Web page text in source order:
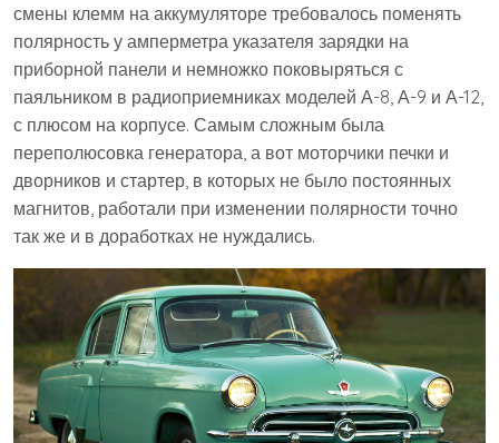
смены клемм на аккумуляторе требовалось поменять
полярность у амперметра указателя зарядки на
приборной панели и немножко поковыряться с
паяльником в радиоприемниках моделей А-8, А-9 и А-12,
с плюсом на корпусе. Самым сложным была
переполюсовка генератора, а вот моторчики печки и
дворников и стартер, в которых не было постоянных
магнитов, работали при изменении полярности точно
так же и в доработках не нуждались.